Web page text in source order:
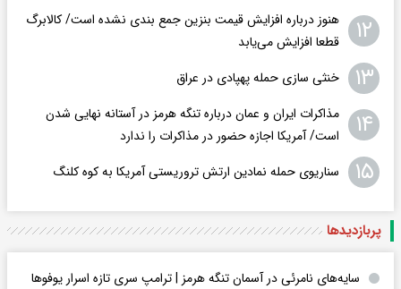
۱۲
هنوز درباره افزایش قیمت بنزین جمع بندی نشده است/ کالابرگ
قطعا افزایش می‌یابد
۱۳ خنثی سازی حمله پهپادی در عراق
۱۴
مذاکرات ایران و عمان درباره تنگه هرمز در آستانه نهایی شدن
است/ آمریکا اجازه حضور در مذاکرات را ندارد
۱۵ سناریوی حمله نمادین ارتش تروریستی آمریکا به کوه کلنگ
پربازدید‌ها
سایه‌های نامرئی در آسمان تنگه هرمز | ترامپ سری تازه اسرار یوفوها